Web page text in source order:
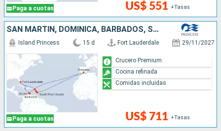
Paga a cuotas US$ 551 +Tasas
SAN MARTÍN, DOMINICA, BARBADOS, SANTA LUCIA, GRENADA, ARUBA, ESTADOS UNIDOS
Paga a cuotas
Island Princess 15 d Fort Lauderdale 29/11/2027
US$ 711 +Tasas
Crucero Premium
Cocina refinada
Comidas incluidas